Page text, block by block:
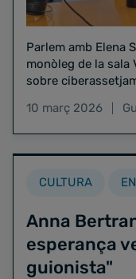
Parlem amb Elena
monòleg de la
sobre
10 març 2026
CULTURA
Anna
esperança
guionista"